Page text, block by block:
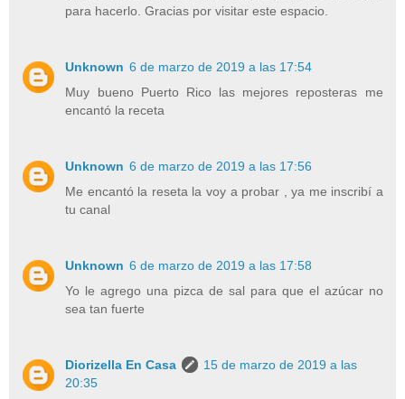
para hacerlo. Gracias por visitar este espacio.
Unknown 6 de marzo de 2019 a las 17:54
Muy bueno Puerto Rico las mejores reposteras me
encantó la receta
Unknown 6 de marzo de 2019 a las 17:56
Me encantó la reseta la voy a probar , ya me inscribí a
tu canal
Unknown 6 de marzo de 2019 a las 17:58
Yo le agrego una pizca de sal para que el azúcar no
sea tan fuerte
Diorizella En Casa
15 de marzo de 2019 a las
20:35